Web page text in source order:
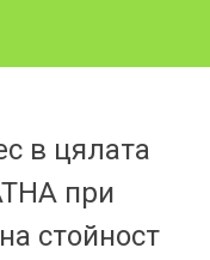
в цялата
при
стойност